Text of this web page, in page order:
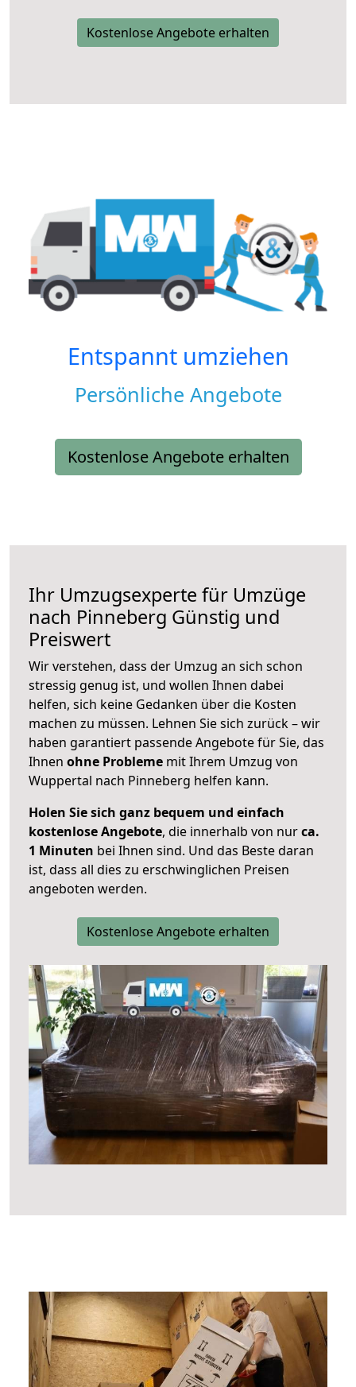
Kostenlose Angebote erhalten
Entspannt umziehen
Persönliche Angebote
Kostenlose Angebote erhalten
Ihr Umzugsexperte für Umzüge
nach Pinneberg Günstig und
Preiswert
Wir verstehen, dass der Umzug an sich schon
stressig genug ist, und wollen Ihnen dabei
helfen, sich keine Gedanken über die Kosten
machen zu müssen. Lehnen Sie sich zurück – wir
haben garantiert passende Angebote für Sie, das
Ihnen ohne Probleme mit Ihrem Umzug von
Wuppertal nach Pinneberg helfen kann.
Holen Sie sich ganz bequem und einfach
kostenlose Angebote, die innerhalb von nurca.
1 Minuten bei Ihnen sind. Und das Beste daran
ist, dass all dies zu erschwinglichen Preisen
angeboten werden.
Kostenlose Angebote erhalten